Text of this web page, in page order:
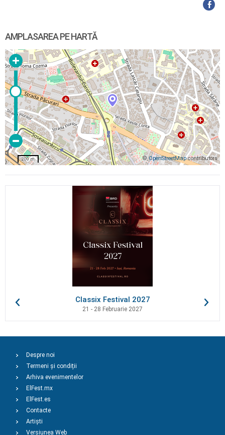
AMPLASAREA PE HARTĂ
©OpenStreetMapcontributors
200 m
Classix Festival 2027
21 - 28 Februarie 2027
Despre noi
Termeni și condiții
Arhiva evenimentelor
ElFest.mx
ElFest.es
Contacte
Artiști
Versiunea Web